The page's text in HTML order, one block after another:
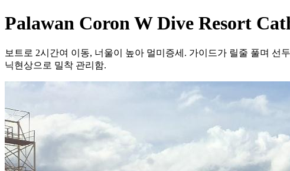
Palawan Coron W Dive Resort
보트로 2시간여 이동, 너울이 높아 멀미증세. 가이드가 릴줄 풀며
닉현상으로 밀착 관리함.